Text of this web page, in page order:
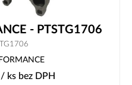
- PTSTG1706
ks bez DPH